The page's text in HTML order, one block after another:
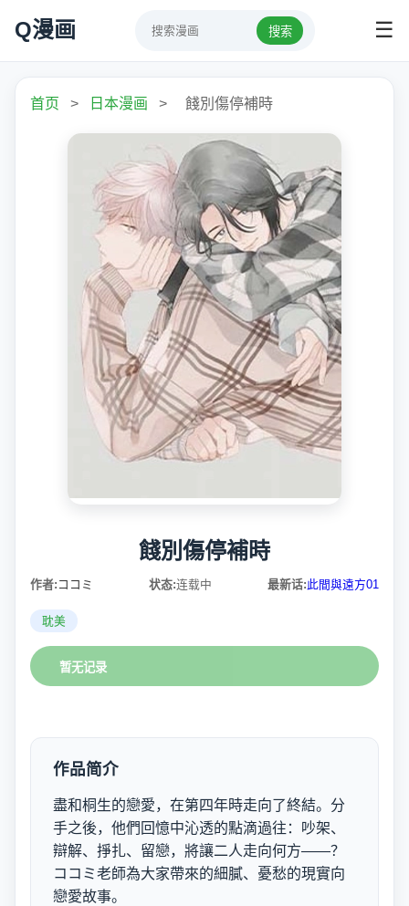
Q漫画 搜索 ☰
首页 > 日本漫画 > 餞別傷停補時
餞別傷停補時
作者: ココミ 状态:连载中 最新话:此間與遠方01
耽美
暂无记录
作品简介
盡和桐生的戀愛，在第四年時走向了終結。分
手之後，他們回憶中沁透的點滴過往：吵架、
辯解、掙扎、留戀，將讓二人走向何方——？
ココミ老師為大家帶來的細膩、憂愁的現實向
戀愛故事。